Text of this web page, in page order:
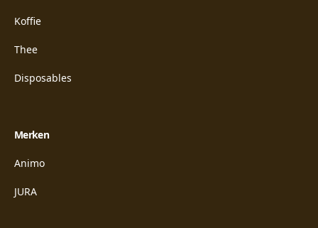
Koffie
Thee
Disposables
Merken
Animo
JURA